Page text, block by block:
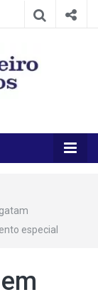
Lagos
especial